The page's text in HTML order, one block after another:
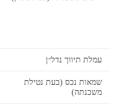
עמלת תיווך נדל״ן
שמאות נכס (בעת נטילת
משכנתה)